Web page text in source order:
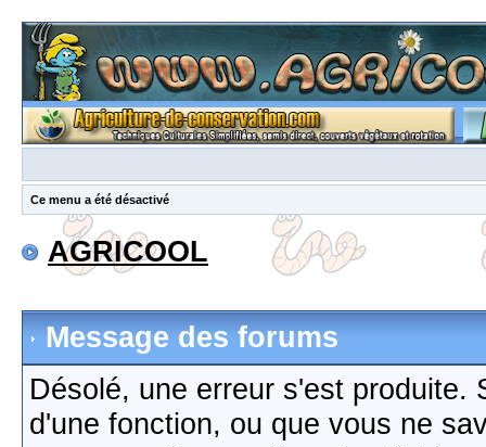
Ce menu a été désactivé
AGRICOOL
Message des forums
Désolé, une erreur s'est produite.
d'une fonction, ou que vous ne